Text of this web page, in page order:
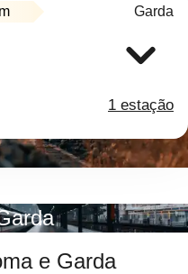
Garda
1 estação
e Garda